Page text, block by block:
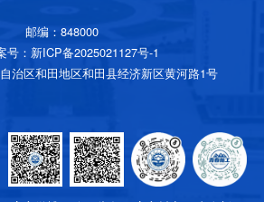
邮编：848000
号 ： 新ICP备2025021127号-1
治区和田地区和田县经济新区黄河路1号